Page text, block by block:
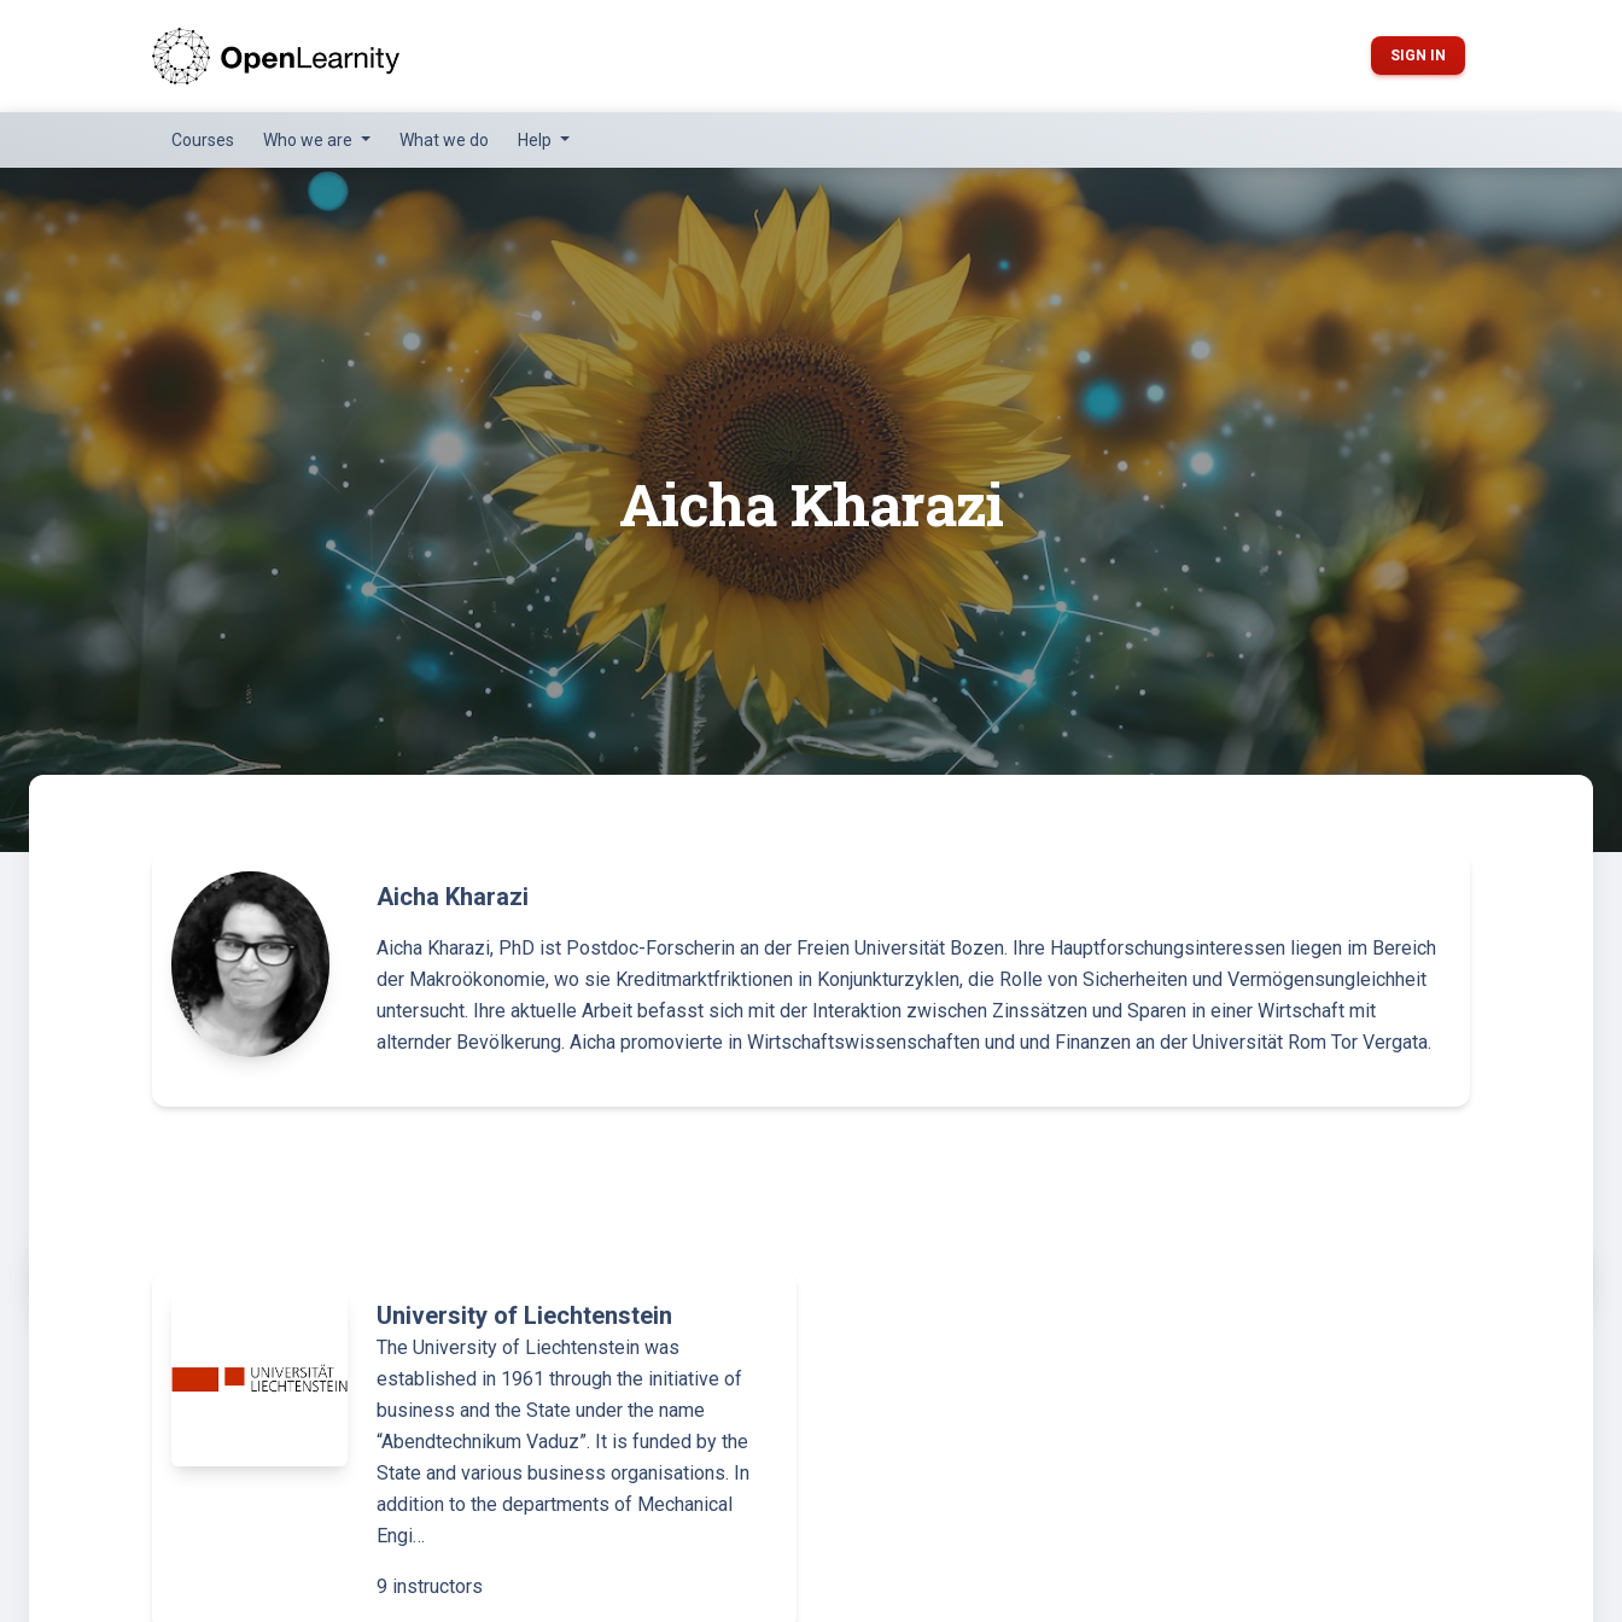
SIGN IN
Courses Who we are What we do Help
Aicha Kharazi
Aicha Kharazi
Aicha Kharazi, PhD ist Postdoc-Forscherin an der Freien Universität Bozen. Ihre Hauptforschungsinteressen liegen im Bereich
der Makroökonomie, wo sie Kreditmarktfriktionen in Konjunkturzyklen, die Rolle von Sicherheiten und Vermögensungleichheit
untersucht. Ihre aktuelle Arbeit befasst sich mit der Interaktion zwischen Zinssätzen und Sparen in einer Wirtschaft mit
alternder Bevölkerung. Aicha promovierte in Wirtschaftswissenschaften und und Finanzen an der Universität Rom Tor Vergata.
University of Liechtenstein
The University of Liechtenstein was
established in 1961 through the initiative of
business and the State under the name
“Abendtechnikum Vaduz”. It is funded by the
State and various business organisations. In
addition to the departments of Mechanical
Engi…
9 instructors